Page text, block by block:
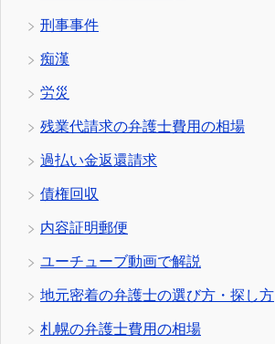
刑事事件
痴漢
労災
残業代請求の弁護士費用の相場
過払い金返還請求
債権回収
内容証明郵便
ユーチューブ動画で解説
地元密着の弁護士の選び方・探し方
札幌の弁護士費用の相場